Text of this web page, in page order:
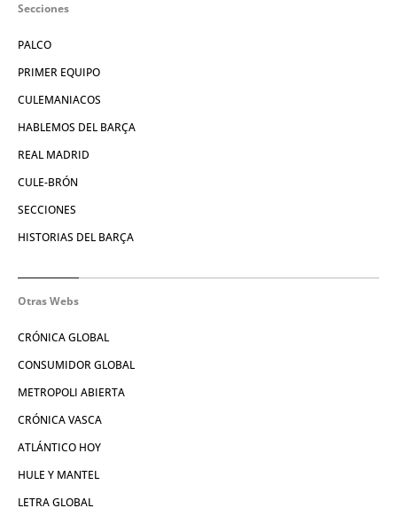
Secciones
PALCO
PRIMER EQUIPO
CULEMANIACOS
HABLEMOS DEL BARÇA
REAL MADRID
CULE-BRÓN
SECCIONES
HISTORIAS DEL BARÇA
Otras Webs
CRÓNICA GLOBAL
CONSUMIDOR GLOBAL
METROPOLI ABIERTA
CRÓNICA VASCA
ATLÁNTICO HOY
HULE Y MANTEL
LETRA GLOBAL